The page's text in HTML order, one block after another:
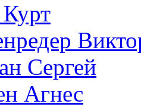
Сергей
Агнес